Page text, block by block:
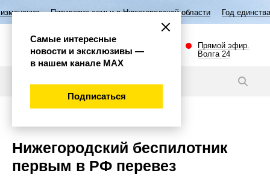
семьи в Нижегородской области Год единства народов России
Прямой эфир.
Волга 24
Нижегородский беспилотник
первым в РФ перевез
Самые интересные
новости и эксклюзивы —
в нашем канале МАХ
Подписаться